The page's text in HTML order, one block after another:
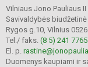
Vilniaus Jono Pauliaus
Savivaldybės
Rygos g.10, Vilnius
Tel./ faks. (8 5) 241 7765
El. p.
Duomenys kaupiami ir